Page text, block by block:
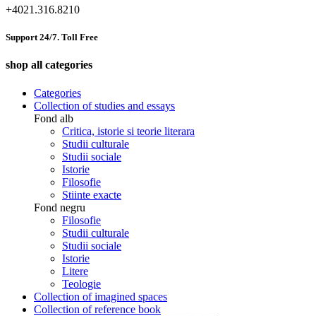
+4021.316.8210
Support 24/7. Toll Free
shop all categories
Categories
Collection of studies and essays
Fond alb
Critica, istorie si teorie literara
Studii culturale
Studii sociale
Istorie
Filosofie
Stiinte exacte
Fond negru
Filosofie
Studii culturale
Studii sociale
Istorie
Litere
Teologie
Collection of imagined spaces
Collection of reference book